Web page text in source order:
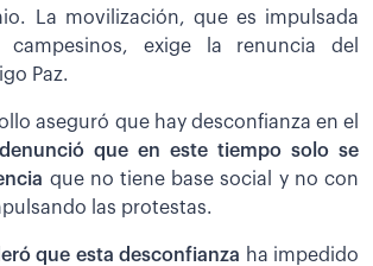
La movilización, que es impulsada
exige la renuncia del
Paz.
aseguró que hay desconfianza en el
que en este tiempo solo se
que no tiene base social y no con
las protestas.
que esta desconfianza ha impedido